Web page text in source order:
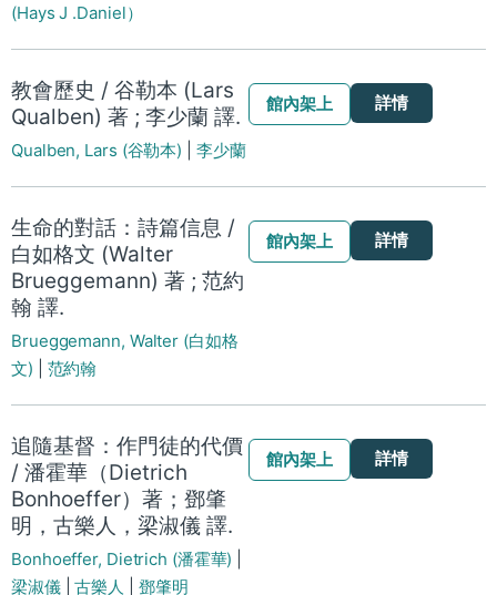
(Hays J .Daniel）
教會歷史 / 谷勒本 (Lars
Qualben) 著 ; 李少蘭 譯.
Qualben, Lars (谷勒本) 李少蘭
館內架上 詳情
生命的對話：詩篇信息 /
白如格文 (Walter
Brueggemann) 著 ; 范約
翰 譯.
Brueggemann, Walter (白如格
文)
范約翰
館內架上 詳情
追隨基督：作門徒的代價
/ 潘霍華（Dietrich
Bonhoeffer）著；鄧肇
明，古樂人，梁淑儀 譯.
Bonhoeffer, Dietrich (潘霍華)
梁淑儀|古樂人 鄧肇明
館內架上 詳情